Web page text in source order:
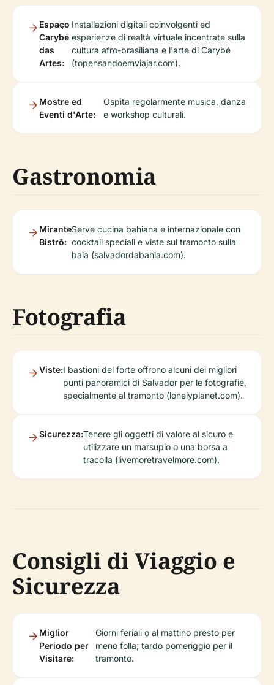
Espaço
Carybé
das
Artes:
Installazioni digitali coinvolgenti ed
esperienze di realtà virtuale incentrate sulla
cultura afro-brasiliana e l'arte di Carybé
(topensandoemviajar.com).
Mostre ed
Eventi d'Arte:
Ospita regolarmente musica, danza
e workshop culturali.
Gastronomia
Mirante
Bistrô:
Serve cucina bahiana e internazionale con
cocktail speciali e viste sul tramonto sulla
baia (salvadordabahia.com).
Fotografia
Viste:I bastioni del forte offrono alcuni dei migliori
punti panoramici di Salvador per le fotografie,
specialmente al tramonto (lonelyplanet.com).
Sicurezza:Tenere gli oggetti di valore al sicuro e
utilizzare un marsupio o una borsa a
tracolla (livemoretravelmore.com).
Consigli di Viaggio e
Sicurezza
Miglior
Periodo per
Visitare:
Giorni feriali o al mattino presto per
meno folla; tardo pomeriggio per il
tramonto.